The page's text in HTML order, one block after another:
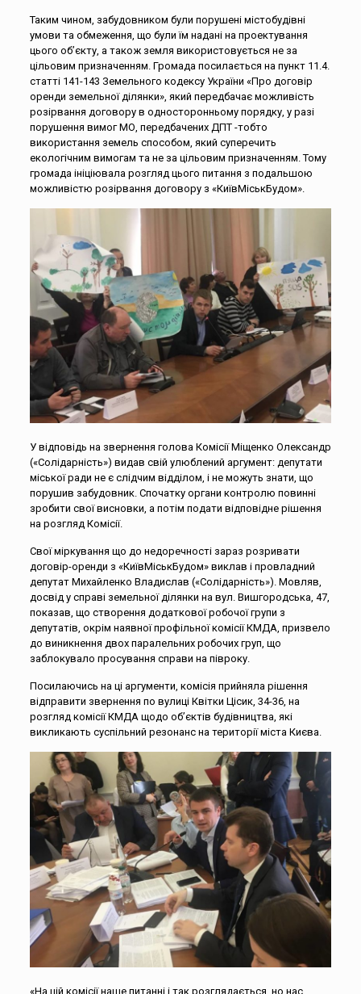
Таким чином, забудовником були порушені містобудівні
умови та обмеження, що були їм надані на проектування
цього об’єкту, а також земля використовується не за
цільовим призначенням. Громада посилається на пункт 11.4.
статті 141-143 Земельного кодексу України «Про договір
оренди земельної ділянки», який передбачає можливість
розірвання договору в односторонньому порядку, у разі
порушення вимог МО, передбачених ДПТ -тобто
використання земель способом, який суперечить
екологічним вимогам та не за цільовим призначенням. Тому
громада ініціювала розгляд цього питання з подальшою
можливістю розірвання договору з «КиївМіськБудом».
У відповідь на звернення голова Комісії Міщенко Олександр
(«Солідарність») видав свій улюблений аргумент: депутати
міської ради не є слідчим відділом, і не можуть знати, що
порушив забудовник. Спочатку органи контролю повинні
зробити свої висновки, а потім подати відповідне рішення
на розгляд Комісії.
Свої міркування що до недоречності зараз розривати
договір-оренди з «КиївМіськБудом» виклав і провладний
депутат Михайленко Владислав («Солідарність»). Мовляв,
досвід у справі земельної ділянки на вул. Вишгородська, 47,
показав, що створення додаткової робочої групи з
депутатів, окрім наявної профільної комісії КМДА, призвело
до виникнення двох паралельних робочих груп, що
заблокувало просування справи на півроку.
Посилаючись на ці аргументи, комісія прийняла рішення
відправити звернення по вулиці Квітки Цісик, 34-36, на
розгляд комісії КМДА щодо об’єктів будівництва, які
викликають суспільний резонанс на території міста Києва.
«На цій комісії наше питанні і так розглядається, но нас